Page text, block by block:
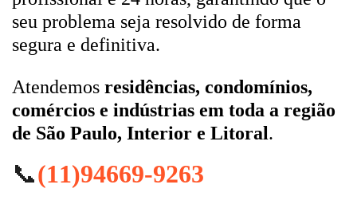
seu problema seja resolvido de forma
segura e definitiva.
Atendemos residências, condomínios,
comércios e indústrias em toda a região
de São Paulo, Interior e Litoral.
📞(11)94669-9263